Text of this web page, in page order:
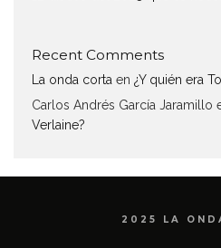
Recent Comments
La onda corta en ¿Y quién era
Carlos Andrés García Jaramillo
Verlaine?
2025 LA